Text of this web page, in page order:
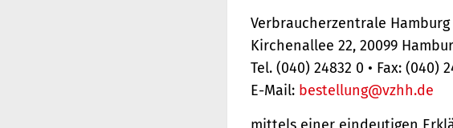
Verbraucherzentrale
Kirchenallee 22, 20099
Tel. (040) 24832 0 • Fax: (040)
E-Mail: bestellung@vzhh.de